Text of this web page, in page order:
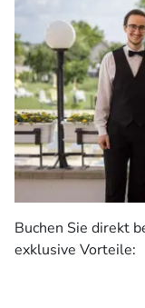
Buchen Sie direkt
exklusive Vorteile: